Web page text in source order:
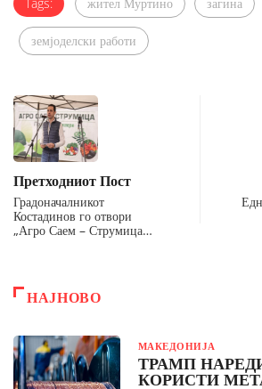
земјоделски работи
Претходниот Пост
Градоначалникот
Костадинов го отвори
„Агро Саем – Струмица…
НАЈНОВО
МАКЕДОНИЈА
ТРАМП
КОРИСТИ